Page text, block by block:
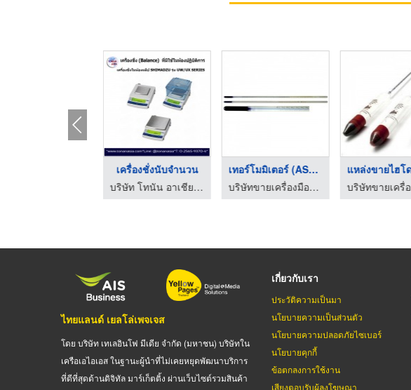
เครื่องชั่งนับจำนวน
บริษัท โทนัน อาเชีย ออโต้เทค จำกัด
เทอร์โมมิเตอร์ (ASTM ...
บริษัทขายเครื่องมือวิทยาศาสตร์ ระยอง
ไทยแลนด์ เยลโล่เพจเจส
โดย บริษัท เทเลอินโฟ มีเดีย จำกัด (มหาชน) บริษัทใน
เครือเอไอเอส ในฐานะผู้นำที่ไม่เคยหยุดพัฒนาบริการ
ที่ดีที่สุดด้านดิจิทัล มาร์เก็ตติ้ง ผ่านเว็บไซต์รวมสินค้า
เกี่ยวกับเรา
ประวัติความเป็นมา
นโยบายความเป็นส่วนตัว
นโยบายความปลอดภัยไซเบอร์
นโยบายคุกกี้
ข้อตกลงการใช้งาน
เสียงตอบรับผู้ลงโฆษณา